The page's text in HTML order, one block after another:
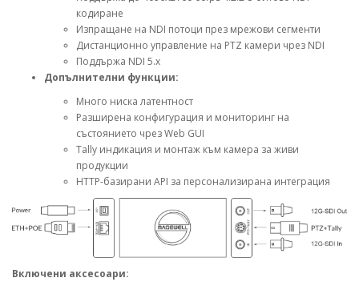
кодиране
Изпращане на NDI потоци през мрежови сегменти
Дистанционно управление на PTZ камери чрез NDI
Поддържа NDI 5.x
Допълнителни функции:
Много ниска латентност
Разширена конфигурация и мониторинг на
състоянието чрез Web GUI
Tally индикация и монтаж към камера за живи
продукции
HTTP-базирани API за персонализирана интеграция
Включени аксесоари: